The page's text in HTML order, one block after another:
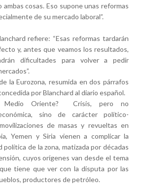
ambas cosas. Eso supone unas reformas
de su mercado laboral”.
refiere: “Esas reformas tardarán
y, antes que veamos los resultados,
dificultades para volver a pedir
la Eurozona, resumida en dos párrafos
por Blanchard al diario español.
Medio Oriente? Crisis, pero no
sino de carácter político-
de masas y revueltas en
Yemen y Siria vienen a complicar la
política de la zona, matizada por décadas
cuyos orígenes van desde el tema
tiene que ver con la disputa por las
productores de petróleo.